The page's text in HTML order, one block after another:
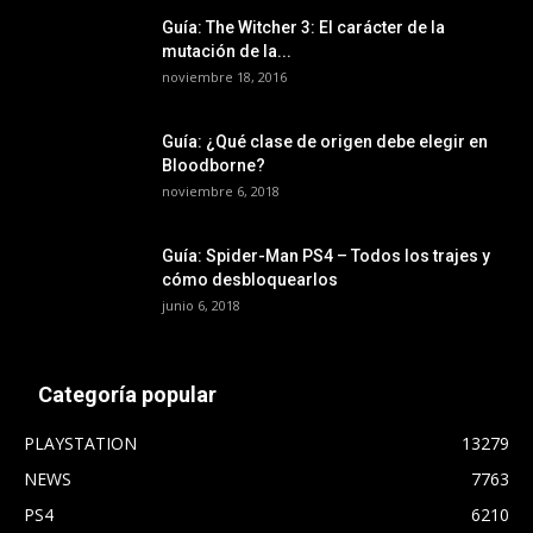
Guía: The Witcher 3: El carácter de la
mutación de la...
noviembre 18, 2016
Guía: ¿Qué clase de origen debe elegir en
Bloodborne?
noviembre 6, 2018
Guía: Spider-Man PS4 – Todos los trajes y
cómo desbloquearlos
junio 6, 2018
Categoría popular
PLAYSTATION
13279
NEWS
7763
PS4
6210